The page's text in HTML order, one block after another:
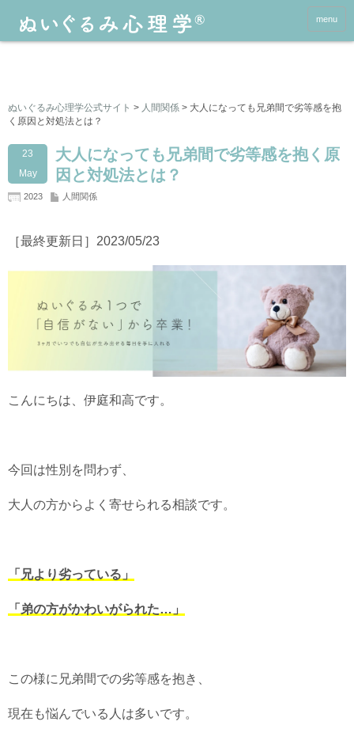
menu
ぬいぐるみ心理学公式サイト > 人間関係 > 大人になっても兄弟間で劣等感を抱
く原因と対処法とは？
23
May
大人になっても兄弟間で劣等感を抱く原
因と対処法とは？
2023 人間関係
［最終更新日］2023/05/23
こんにちは、伊庭和高です。
今回は性別を問わず、
大人の方からよく寄せられる相談です。
「兄より劣っている」
「弟の方がかわいがられた…」
この様に兄弟間での劣等感を抱き、
現在も悩んでいる人は多いです。